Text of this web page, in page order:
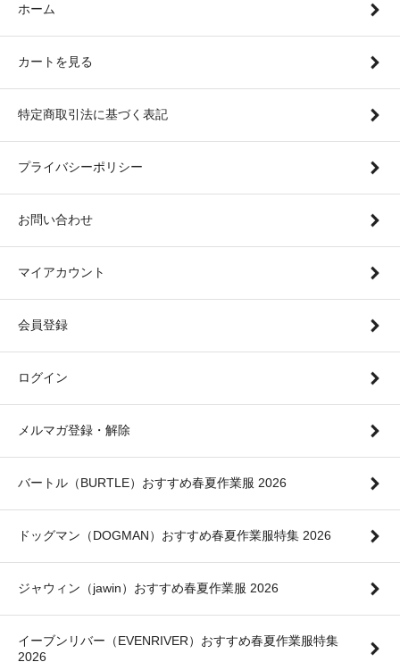
ホーム
カートを見る
特定商取引法に基づく表記
プライバシーポリシー
お問い合わせ
マイアカウント
会員登録
ログイン
メルマガ登録・解除
バートル（BURTLE）おすすめ春夏作業服 2026
ドッグマン（DOGMAN）おすすめ春夏作業服特集 2026
ジャウィン（jawin）おすすめ春夏作業服 2026
イーブンリバー（EVENRIVER）おすすめ春夏作業服特集
2026